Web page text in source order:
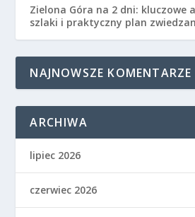
Zielona Góra na 2 dni: kluczowe
szlaki i praktyczny plan
NAJNOWSZE KOMENTARZE
ARCHIWA
lipiec 2026
czerwiec 2026